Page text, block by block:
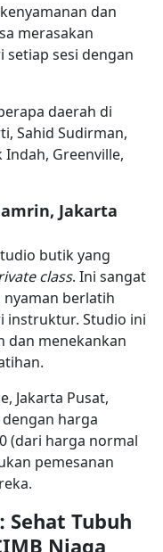
dan
merasakan
sesi dengan
daerah di
Sahid Sudirman,
Indah, Greenville,
Jakarta
butik yang
class. Ini sangat
berlatih
instruktur. Studio ini
dan menekankan
Jakarta Pusat,
harga
(dari harga normal
pemesanan
Sehat Tubuh
Niaga